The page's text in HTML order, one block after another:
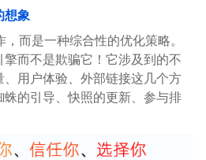
想象
而是一种综合性的优化策略。
而不是欺骗它！它涉及到的不
用户体验、外部链接这几个方
的引导、快照的更新、参与排